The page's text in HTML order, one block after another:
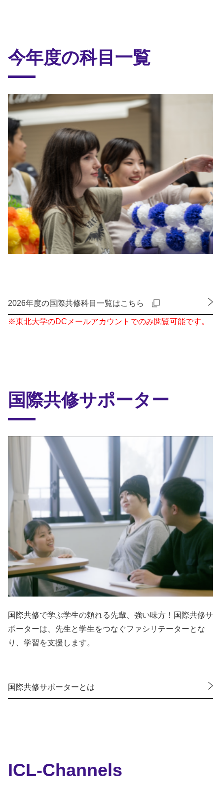
今年度の科目一覧
2026年度の国際共修科目一覧はこちら
※東北大学のDCメールアカウントでのみ閲覧可能です。
国際共修サポーター
国際共修で学ぶ学生の頼れる先輩、強い味方！国際共修サ
ポーターは、先生と学生をつなぐファシリテーターとな
り、学習を支援します。
国際共修サポーターとは
ICL-Channels